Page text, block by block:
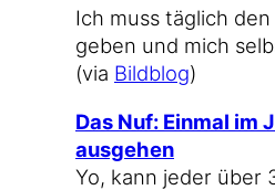
Ich muss täg­lich
geben und mich
(via Bild­blog)
Das Nuf: Ein­mal im
ausgehen
Yo, kann jeder über